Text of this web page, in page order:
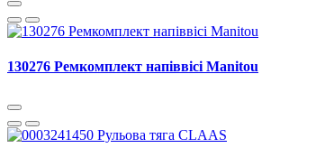
130276 Ремкомплект напіввісі Manitou